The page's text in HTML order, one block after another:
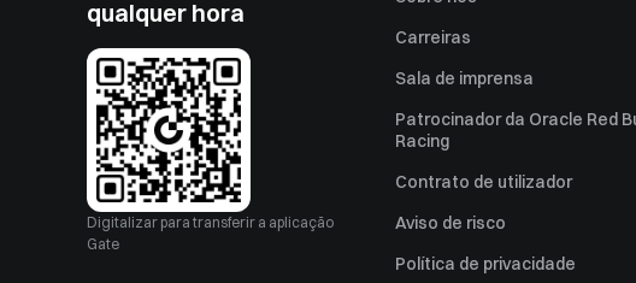
qualquer hora
Digitalizar para transferir a aplicação
Gate
Carreiras
Sala de imprensa
Patrocinador da Oracle Red
Racing
Contrato de utilizador
Aviso de risco
Política de privacidade